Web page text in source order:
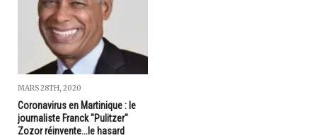
MARS 28TH, 2020
Coronavirus en Martinique : le
journaliste Franck "Pulitzer"
Zozor réinvente...le hasard